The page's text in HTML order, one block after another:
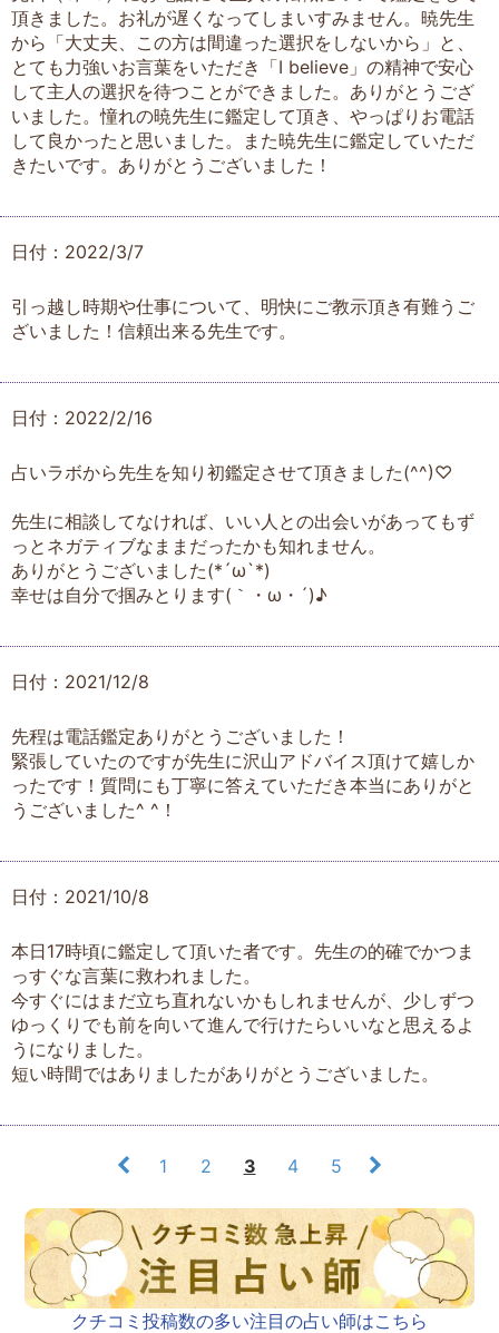
頂きました。お礼が遅くなってしまいすみません。暁先生
から「大丈夫、この方は間違った選択をしないから」と、
とても力強いお言葉をいただき「I believe」の精神で安心
して主人の選択を待つことができました。ありがとうござ
いました。憧れの暁先生に鑑定して頂き、やっぱりお電話
して良かったと思いました。また暁先生に鑑定していただ
きたいです。ありがとうございました！
日付：2022/3/7
引っ越し時期や仕事について、明快にご教示頂き有難うご
ざいました！信頼出来る先生です。
日付：2022/2/16
占いラボから先生を知り初鑑定させて頂きました(^^)♡
先生に相談してなければ、いい人との出会いがあってもず
っとネガティブなままだったかも知れません。
ありがとうございました(*´ω`*)
幸せは自分で掴みとります(｀・ω・´)♪
日付：2021/12/8
先程は電話鑑定ありがとうございました！
緊張していたのですが先生に沢山アドバイス頂けて嬉しか
ったです！質問にも丁寧に答えていただき本当にありがと
うございました^ ^！
日付：2021/10/8
本日17時頃に鑑定して頂いた者です。先生の的確でかつま
っすぐな言葉に救われました。
今すぐにはまだ立ち直れないかもしれませんが、少しずつ
ゆっくりでも前を向いて進んで行けたらいいなと思えるよ
うになりました。
短い時間ではありましたがありがとうございました。
1 2 3 4 5
クチコミ投稿数の多い注目の占い師はこちら